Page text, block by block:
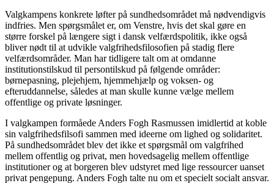
Valgkampens konkrete løfter på sundhedsområdet må nødvendigvis
indfries. Men spørgsmålet er, om Venstre, hvis det skal gøre en
større forskel på længere sigt i dansk velfærdspolitik, ikke også
bliver nødt til at udvikle valgfrihedsfilosofien på stadig flere
velfærdsområder. Man har tidligere talt om at omdanne
institutionstilskud til persontilskud på følgende områder:
børnepasning, plejehjem, hjemmehjælp og voksen- og
efteruddannelse, således at man skulle kunne vælge mellem
offentlige og private løsninger.
I valgkampen formåede Anders Fogh Rasmussen imidlertid at koble
sin valgfrihedsfilsofi sammen med ideerne om lighed og solidaritet.
På sundhedsområdet blev det ikke et spørgsmål om valgfrihed
mellem offentlig og privat, men hovedsagelig mellem offentlige
institutioner og at borgeren blev udstyret med lige ressourcer uanset
privat pengepung. Anders Fogh talte nu om et specielt socialt ansvar.